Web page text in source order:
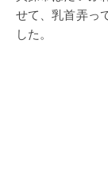
せて、乳首弄っ
した。